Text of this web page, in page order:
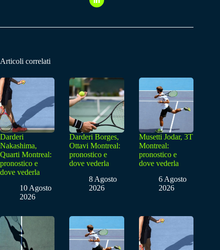
Articoli correlati
Darderi
Nakashima,
Quarti Montreal:
pronostico e
dove vederla
10 Agosto
2026
Darderi Borges,
Ottavi Montreal:
pronostico e
dove vederla
8 Agosto
2026
Musetti Jodar, 3T
Montreal:
pronostico e
dove vederla
6 Agosto
2026